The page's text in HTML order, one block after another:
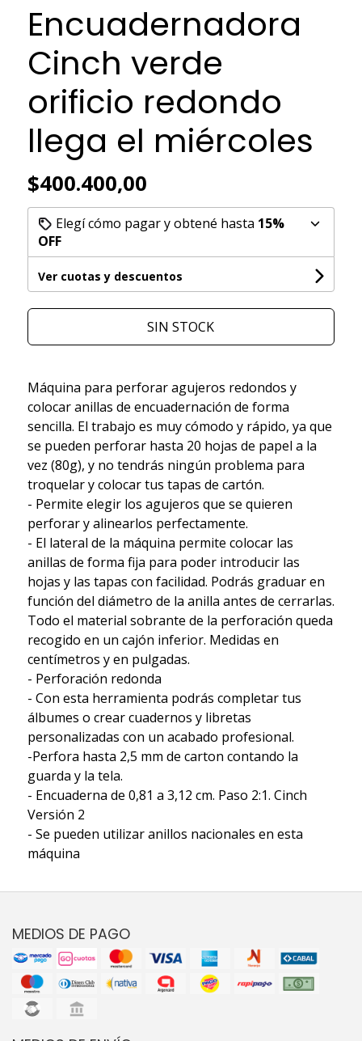
Encuadernadora
Cinch verde
orificio redondo
llega el miércoles
$400.400,00
Elegí cómo pagar y obtené hasta 15%
OFF
Ver cuotas y descuentos
SIN STOCK
Máquina para perforar agujeros redondos y
colocar anillas de encuadernación de forma
sencilla. El trabajo es muy cómodo y rápido, ya que
se pueden perforar hasta 20 hojas de papel a la
vez (80g), y no tendrás ningún problema para
troquelar y colocar tus tapas de cartón.
- Permite elegir los agujeros que se quieren
perforar y alinearlos perfectamente.
- El lateral de la máquina permite colocar las
anillas de forma fija para poder introducir las
hojas y las tapas con facilidad. Podrás graduar en
función del diámetro de la anilla antes de cerrarlas.
Todo el material sobrante de la perforación queda
recogido en un cajón inferior. Medidas en
centímetros y en pulgadas.
- Perforación redonda
- Con esta herramienta podrás completar tus
álbumes o crear cuadernos y libretas
personalizadas con un acabado profesional.
-Perfora hasta 2,5 mm de carton contando la
guarda y la tela.
- Encuaderna de 0,81 a 3,12 cm. Paso 2:1. Cinch
Versión 2
- Se pueden utilizar anillos nacionales en esta
máquina
MEDIOS DE PAGO